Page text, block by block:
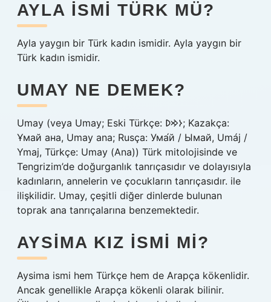
AYLA ISMI TÜRK MÜ?
Ayla yaygın bir Türk kadın ismidir. Ayla yaygın bir
Türk kadın ismidir.
UMAY NE DEMEK?
Umay (veya Umay; Eski Türkçe: 𐰆𐰢𐰖; Kazakça:
Ұмай aна, Umay ana; Rusça: Ума́й / Ымай, Umáj /
Ymaj, Türkçe: Umay (Ana)) Türk mitolojisinde ve
Tengrizim’de doğurganlık tanrıçasıdır ve dolayısıyla
kadınların, annelerin ve çocukların tanrıçasıdır. ile
ilişkilidir. Umay, çeşitli diğer dinlerde bulunan
toprak ana tanrıçalarına benzemektedir.
AYSIMA KIZ ISMI MI?
Aysima ismi hem Türkçe hem de Arapça kökenlidir.
Ancak genellikle Arapça kökenli olarak bilinir.